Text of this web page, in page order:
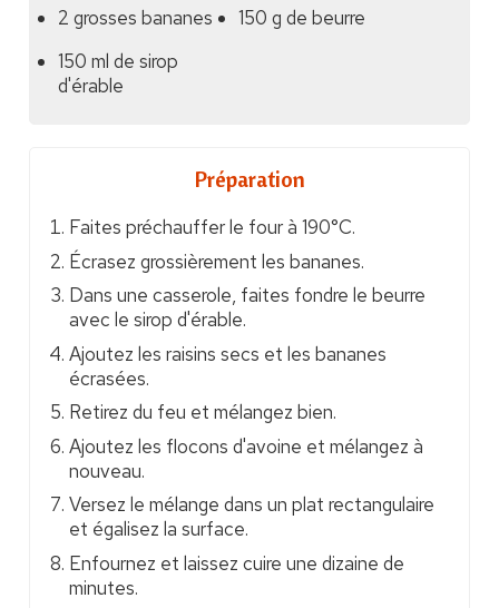
2 grosses bananes
150 g de beurre
150 ml de sirop
d'érable
Préparation
Faites préchauffer le four à 190°C.
Écrasez grossièrement les bananes.
Dans une casserole, faites fondre le beurre
avec le sirop d'érable.
Ajoutez les raisins secs et les bananes
écrasées.
Retirez du feu et mélangez bien.
Ajoutez les flocons d'avoine et mélangez à
nouveau.
Versez le mélange dans un plat rectangulaire
et égalisez la surface.
Enfournez et laissez cuire une dizaine de
minutes.